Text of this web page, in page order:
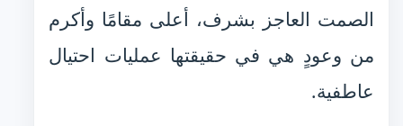
الصمت العاجز بشرف، أعلى مقامًا وأكرم
من وعودٍ هي في حقيقتها عمليات احتيال
عاطفية.